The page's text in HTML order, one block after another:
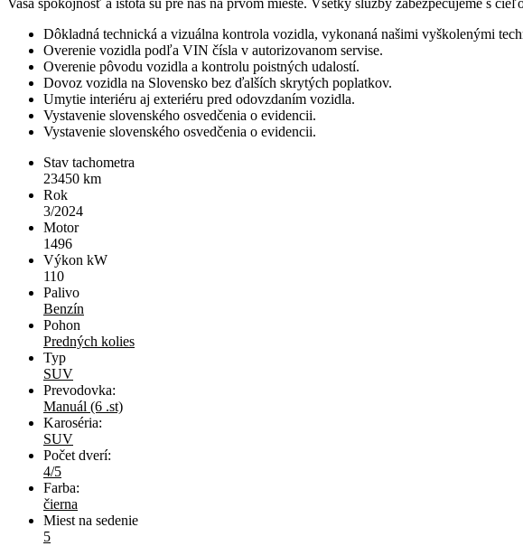
Vaša spokojnosť a istota sú pre nás na prvom mieste. Všetky služby zabezpečujeme s
Dôkladná technická a vizuálna kontrola vozidla, vykonaná našimi vyškolenými
Overenie vozidla podľa VIN čísla v autorizovanom servise.
Overenie pôvodu vozidla a kontrolu poistných udalostí.
Dovoz vozidla na Slovensko bez ďalších skrytých poplatkov.
Umytie interiéru aj exteriéru pred odovzdaním vozidla.
Vystavenie slovenského osvedčenia o evidencii.
Vystavenie slovenského osvedčenia o evidencii.
Stav tachometra
23450 km
Rok
3/2024
Motor
1496
Výkon kW
110
Palivo
Benzín
Pohon
Predných kolies
Typ
SUV
Prevodovka:
Manuál (6 .st)
Karoséria:
SUV
Počet dverí:
4/5
Farba:
čierna
Miest na sedenie
5